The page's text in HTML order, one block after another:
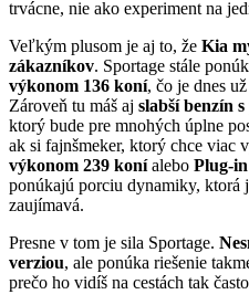
trvácne, nie ako experiment na
Veľkým plusom je aj to, že Kia
zákazníkov. Sportage stále
výkonom 136 koní, čo je dnes
Zároveň tu máš aj slabší benzín
ktorý bude pre mnohých úplne
ak si fajnšmeker, ktorý chce viac
výkonom 239 koníalebo Plug-
ponúkajú porciu dynamiky, ktorá
zaujímavá.
Presne v tom je sila Sportage.
verziou, ale ponúka riešenie
prečo ho vidíš na cestách tak